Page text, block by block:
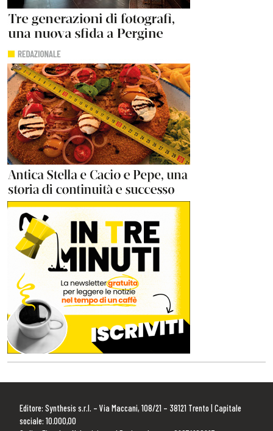
Editore: Synthesis s.r.l. – Via Maccani, 108/21 – 38121 Trento | Capitale
sociale: 10.000,00